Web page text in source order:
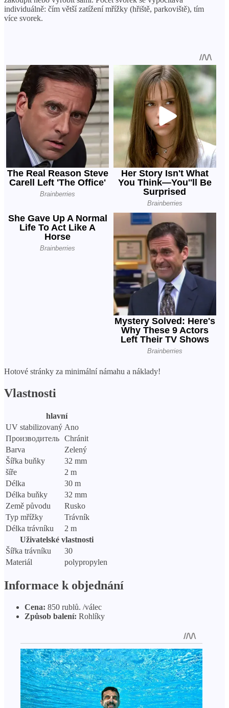
individuálně: čím větší zatížení mřížky (hřiště, parkoviště), tím
více svorek.
Hotové stránky za minimální námahu a náklady!
Vlastnosti
hlavní
UV stabilizovaný Ano
Производитель Chránit
Barva
Zelený
Šířka buňky
32 mm
šíře
2 m
Délka
30 m
Délka buňky
32 mm
Země původu
Rusko
Typ mřížky
Trávník
Délka trávníku
2 m
Uživatelské vlastnosti
Šířka trávníku
30
Materiál
polypropylen
Informace k objednání
Cena: 850 rublů. /válec
Způsob balení: Rohlíky